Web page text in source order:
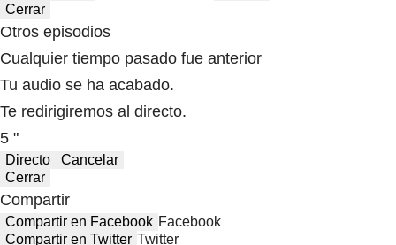
Cerrar
Otros episodios
Cualquier tiempo pasado fue anterior
Tu audio se ha acabado.
Te redirigiremos al directo.
5 "
Directo
Cancelar
Cerrar
Compartir
Compartir en Facebook Facebook
Compartir en Twitter Twitter